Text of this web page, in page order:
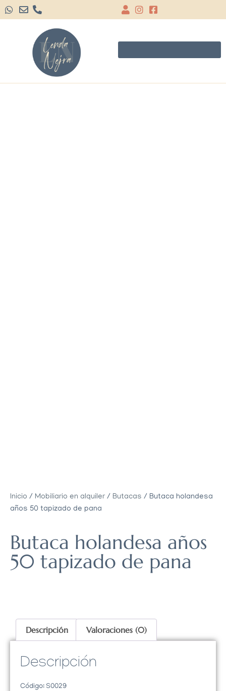
Inicio / Mobiliario en alquiler / Butacas / Butaca holandesa
años 50 tapizado de pana
Butaca holandesa años
50 tapizado de pana
Descripción Valoraciones (0)
Descripción
Código: S0029